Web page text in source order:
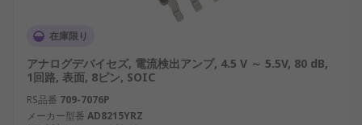
在庫限り
アナログデバイセズ, 電流検出アンプ, 4.5 V ～ 5.5V, 80 dB,
1回路, 表面, 8ピン, SOIC
RS品番 709-7076P
メーカー型番 AD8215YRZ